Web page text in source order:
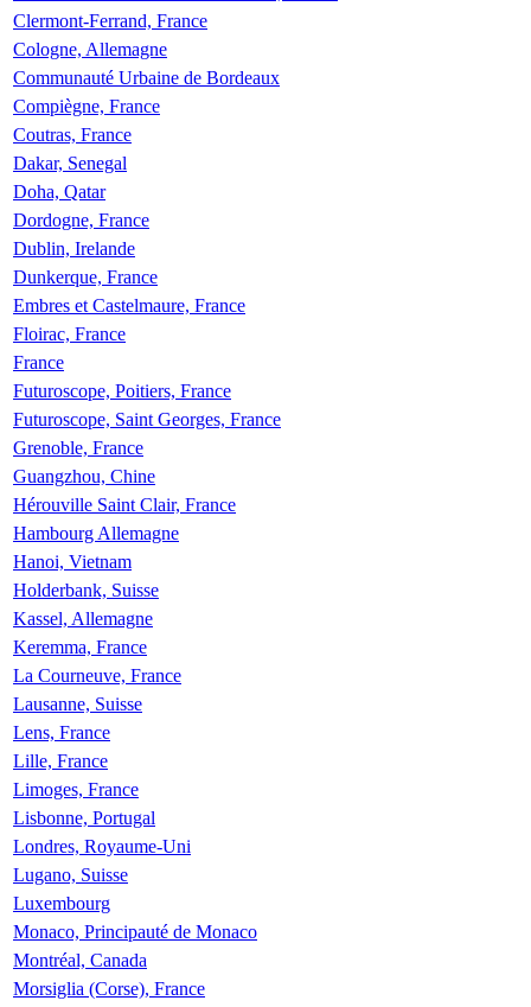
Clermont-Ferrand, France
Cologne, Allemagne
Communauté Urbaine de Bordeaux
Compiègne, France
Coutras, France
Dakar, Senegal
Doha, Qatar
Dordogne, France
Dublin, Irelande
Dunkerque, France
Embres et Castelmaure, France
Floirac, France
France
Futuroscope, Poitiers, France
Futuroscope, Saint Georges, France
Grenoble, France
Guangzhou, Chine
Hérouville Saint Clair, France
Hambourg Allemagne
Hanoi, Vietnam
Holderbank, Suisse
Kassel, Allemagne
Keremma, France
La Courneuve, France
Lausanne, Suisse
Lens, France
Lille, France
Limoges, France
Lisbonne, Portugal
Londres, Royaume-Uni
Lugano, Suisse
Luxembourg
Monaco, Principauté de Monaco
Montréal, Canada
Morsiglia (Corse), France